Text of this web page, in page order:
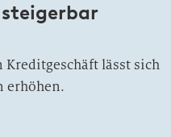
lässt sich
erhöhen.